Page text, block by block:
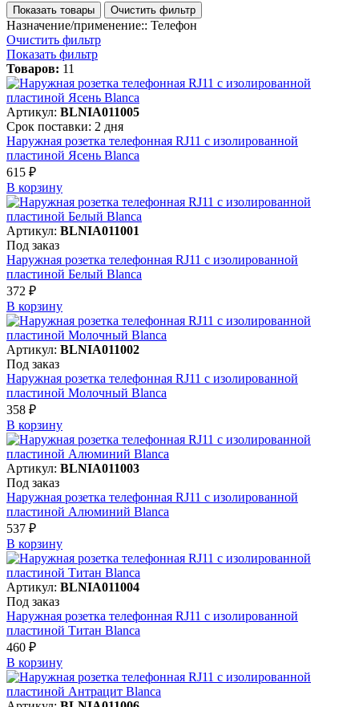
Показать товары Очистить фильтр
Назначение/применение:: Телефон
Очистить фильтр
Показать фильтр
Товаров: 11
Артикул: BLNIA011005
Срок поставки: 2 дня
Наружная розетка телефонная RJ11 с изолированной
пластиной Ясень Blanca
615 ₽
В корзинy
Артикул: BLNIA011001
Под заказ
Наружная розетка телефонная RJ11 с изолированной
пластиной Белый Blanca
372 ₽
В корзинy
Артикул: BLNIA011002
Под заказ
Наружная розетка телефонная RJ11 с изолированной
пластиной Молочный Blanca
358 ₽
В корзинy
Артикул: BLNIA011003
Под заказ
Наружная розетка телефонная RJ11 с изолированной
пластиной Алюминий Blanca
537 ₽
В корзинy
Артикул: BLNIA011004
Под заказ
Наружная розетка телефонная RJ11 с изолированной
пластиной Титан Blanca
460 ₽
В корзинy